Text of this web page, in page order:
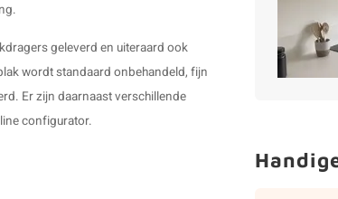
geleverd en uiteraard ook
wordt standaard onbehandeld, fijn
Er zijn daarnaast verschillende
configurator.